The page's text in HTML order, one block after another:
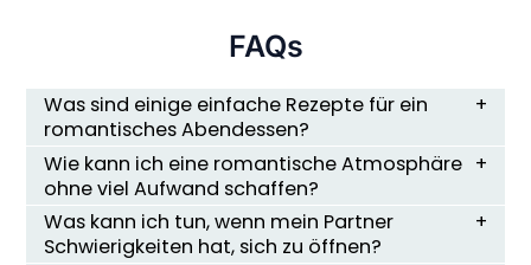
FAQs
Was sind einige einfache Rezepte für ein
romantisches Abendessen?
Wie kann ich eine romantische Atmosphäre
ohne viel Aufwand schaffen?
Was kann ich tun, wenn mein Partner
Schwierigkeiten hat, sich zu öffnen?